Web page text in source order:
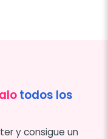
todos los
y consigue un